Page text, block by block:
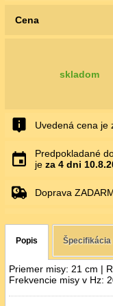
Cena
skladom
Uvedená cena je
Predpokladané
je za 4 dni
Doprava
Popis Špecifikácia
Priemer misy: 21 cm |
Frekvencie misy v Hz: